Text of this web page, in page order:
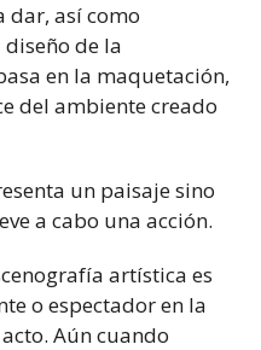
dar, así como
de la
en la maquetación,
del ambiente creado
un paisaje sino
a cabo una acción.
artística es
o espectador en la
Aún cuando